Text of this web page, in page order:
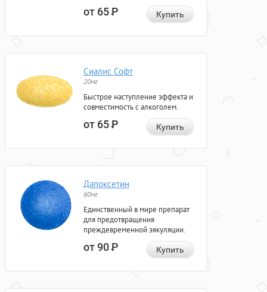
от 65Р Купить
Сиалис Софт
20мг
Быстрое наступление эффекта и
совместимость с алкоголем.
от 65Р Купить
Дапоксетин
60мг
Единственный в мире препарат
для предотвращения
преждевременной эякуляции.
от 90Р Купить